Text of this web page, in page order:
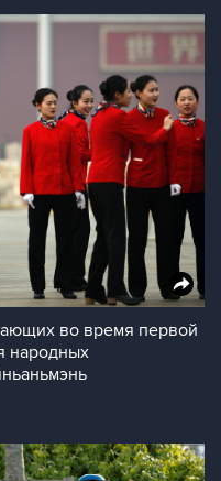
во время первой
народных